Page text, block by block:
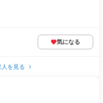
気になる
を見る